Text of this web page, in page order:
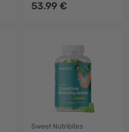
53.99 €
Sweet Nutribites